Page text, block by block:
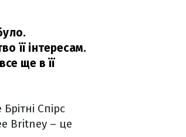
її інтересам.
ще в її
Спірс
Britney – це